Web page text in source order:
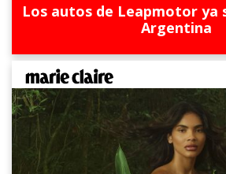
Los autos de Leapmotor ya
Argentina